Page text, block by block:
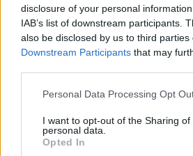
disclosure of your personal
IAB’s list of downstream participants.
also be disclosed by us to third parties
Downstream Participants that may
Personal Data Processing Opt
I want to opt-out of the Sharing of
personal data.
Opted In
Ελληνικός Ερυθρός Σταυρός: Τι
φαρμακείο διακοπών
17:24
Aποκαλύψεις σοκ για απειλές
Δήμος Πλατανιά: Συνεχίζονται οι